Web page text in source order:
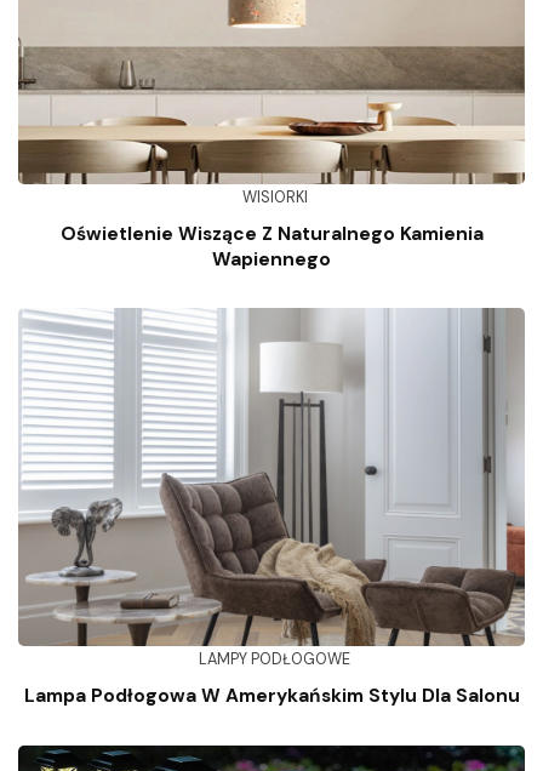
WISIORKI
Oświetlenie Wiszące Z Naturalnego Kamienia
Wapiennego
LAMPY PODŁOGOWE
Lampa Podłogowa W Amerykańskim Stylu Dla Salonu